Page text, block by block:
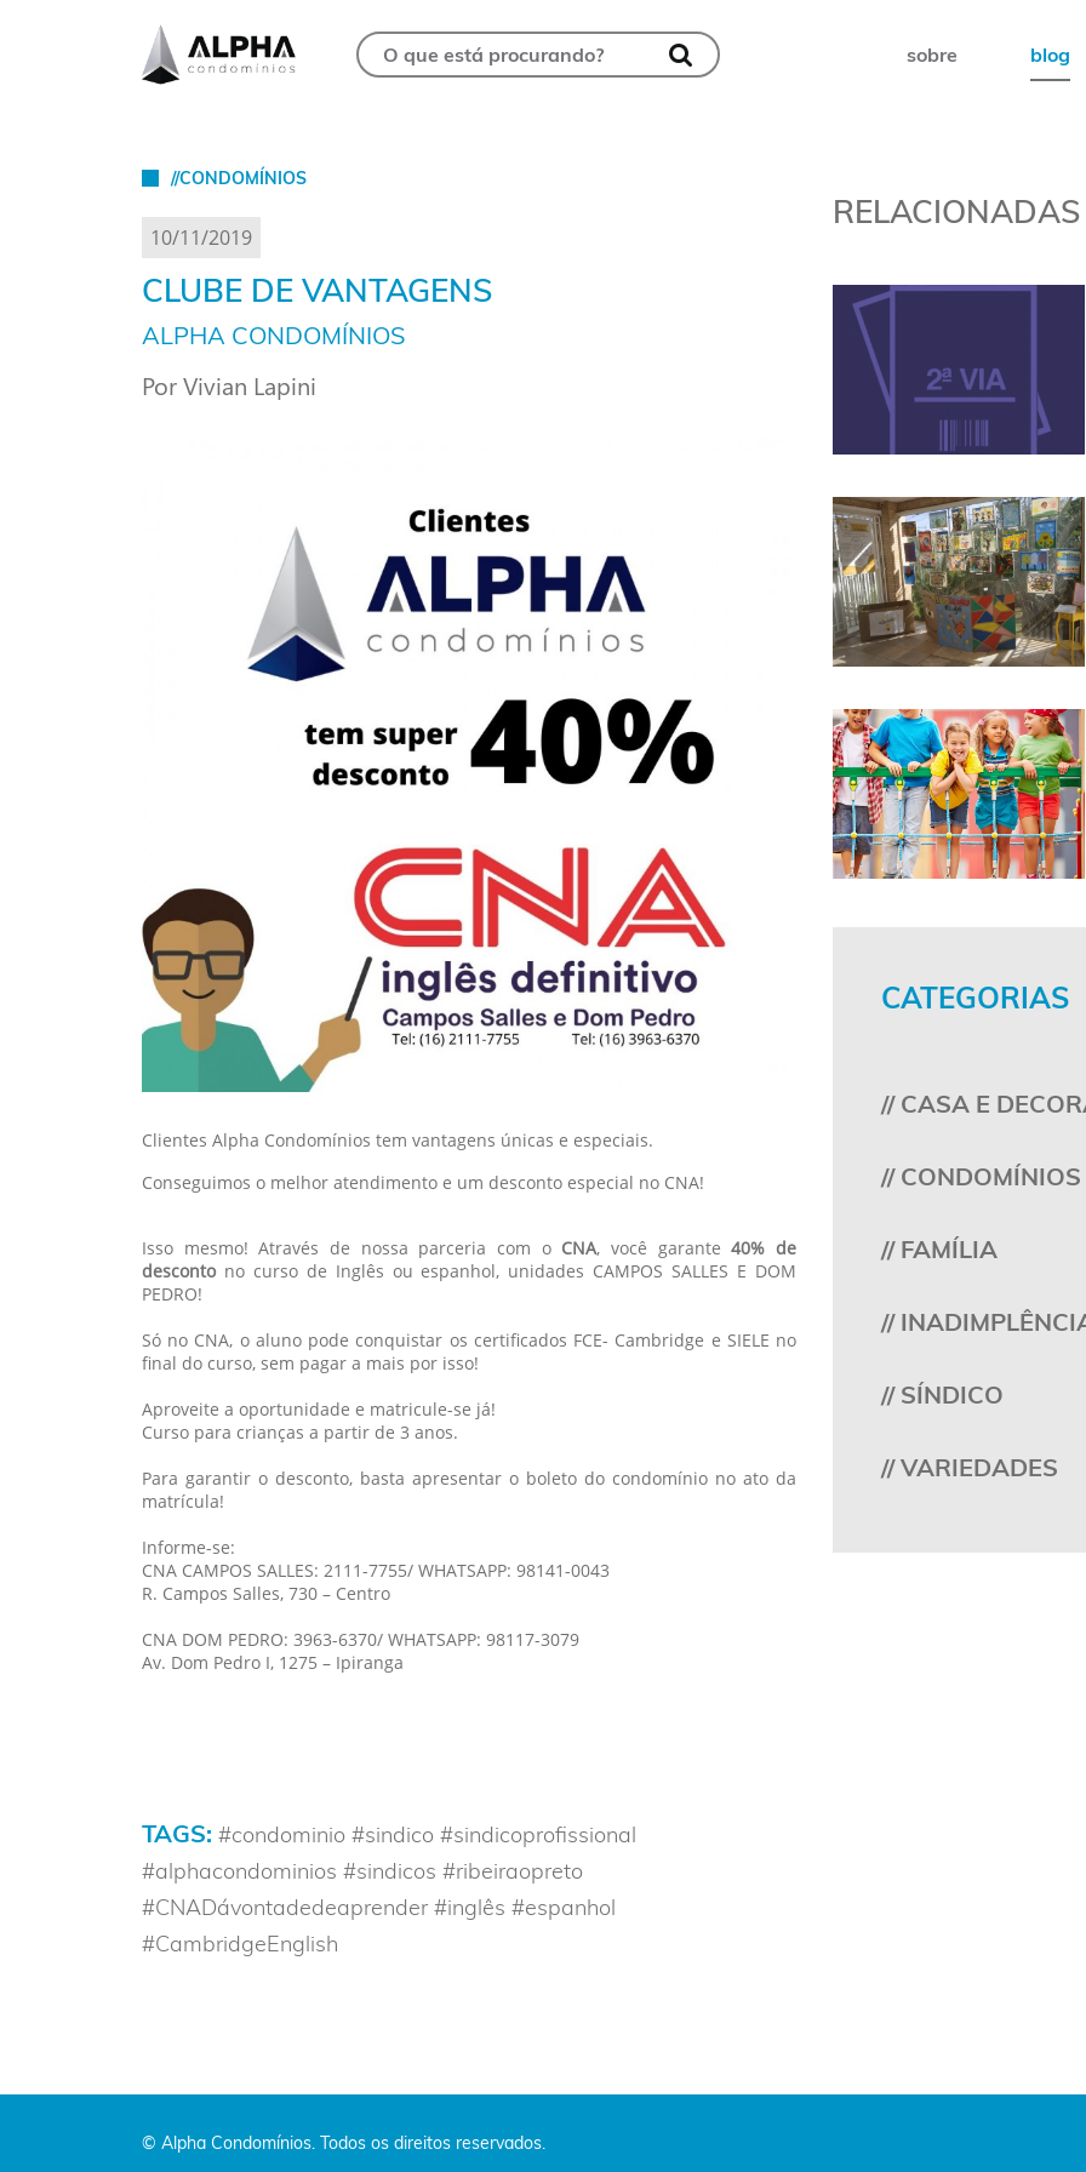
sobre blog
//CONDOMÍNIOS
10/11/2019
CLUBE DE VANTAGENS
ALPHA CONDOMÍNIOS
Por Vivian Lapini
Clientes Alpha Condomínios tem vantagens únicas e especiais.
Conseguimos o melhor atendimento e um desconto especial no CNA!
Isso mesmo! Através de nossa parceria com oCNA, você garante40% de
descontono curso de Inglês ou espanhol, unidades CAMPOS SALLES E DOM
PEDRO!
Só no CNA, o aluno pode conquistar os certificados FCE- Cambridge e SIELE no
final do curso, sem pagar a mais por isso!
Aproveite a oportunidade e matricule-se já!
Curso para crianças a partir de 3 anos.
Para garantir o desconto, basta apresentar o boleto do condomínio no ato da
matrícula!
Informe-se:
CNA CAMPOS SALLES: 2111-7755/ WHATSAPP: 98141-0043
R. Campos Salles, 730 – Centro
CNA DOM PEDRO: 3963-6370/ WHATSAPP: 98117-3079
Av. Dom Pedro I, 1275 – Ipiranga
TAGS: #condominio #sindico #sindicoprofissional
#alphacondominios #sindicos #ribeiraopreto
#CNADávontadedeaprender #inglês #espanhol
#CambridgeEnglish
RELACIONADAS
CATEGORIAS
// CASA E
// CONDOMÍNIOS
// FAMÍLIA
//
// SÍNDICO
// VARIEDADES
© Alpha Condomínios. Todos os direitos reservados.